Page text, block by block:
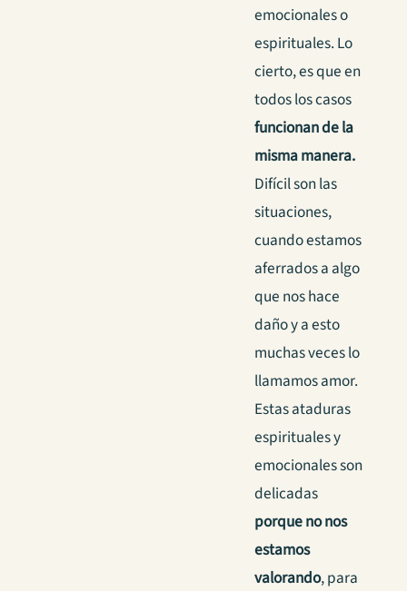
emocionales o
espirituales. Lo
cierto, es que en
todos los casos
funcionan de la
misma manera.
Difícil son las
situaciones,
cuando estamos
aferrados a algo
que nos hace
daño y a esto
muchas veces lo
llamamos amor.
Estas ataduras
espirituales y
emocionales son
delicadas
porque no nos
estamos
valorando, para